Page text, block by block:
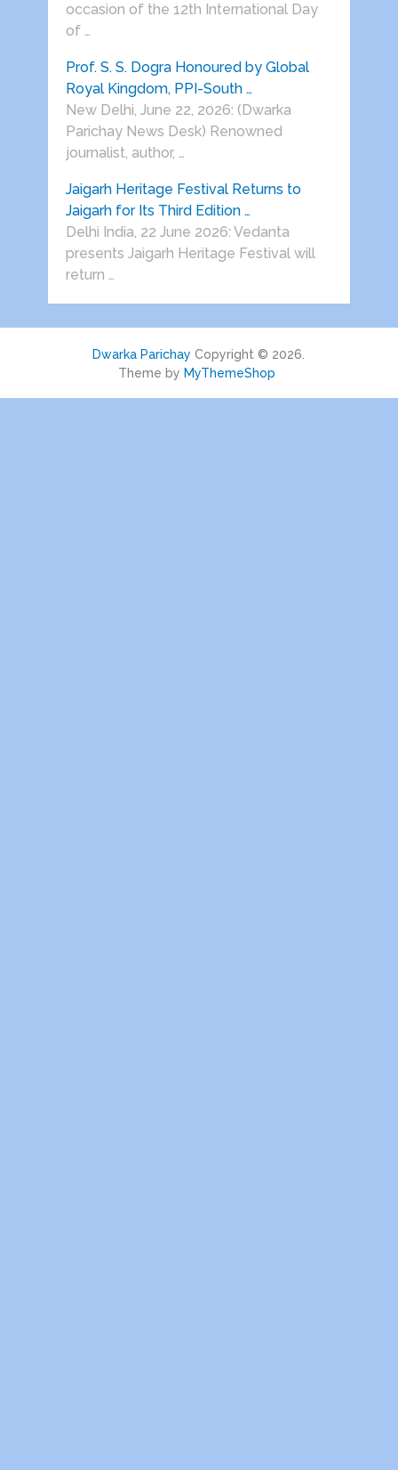
occasion of the 12th International Day
of …
Prof. S. S. Dogra Honoured by Global
Royal Kingdom, PPI-South …
New Delhi, June 22, 2026: (Dwarka
Parichay News Desk) Renowned
journalist, author, …
Jaigarh Heritage Festival Returns to
Jaigarh for Its Third Edition …
Delhi India, 22 June 2026: Vedanta
presents Jaigarh Heritage Festival will
return …
Dwarka Parichay Copyright © 2026.
Theme by MyThemeShop